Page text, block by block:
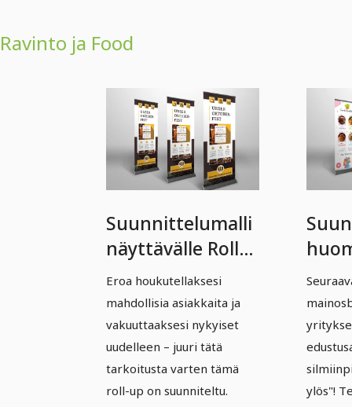
Ravinto ja Food
Suunnittelumalli
näyttävälle Roll-
upille (Vol. 2) -
Versio 1
Eroa houkutellaksesi
mahdollisia asiakkaita ja
vakuuttaaksesi nykyiset
uudelleen – juuri tätä
tarkoitusta varten tämä
roll-up on suunniteltu.
ylös"!